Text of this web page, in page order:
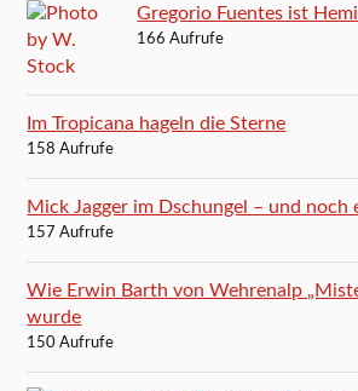
Gregorio Fuentes ist
166 Aufrufe
Im Tropicana hageln die Sterne
158 Aufrufe
Mick Jagger im Dschungel – und noch
157 Aufrufe
Wie Erwin Barth von Wehrenalp
wurde
150 Aufrufe